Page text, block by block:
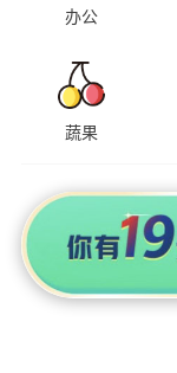
办公
蔬果